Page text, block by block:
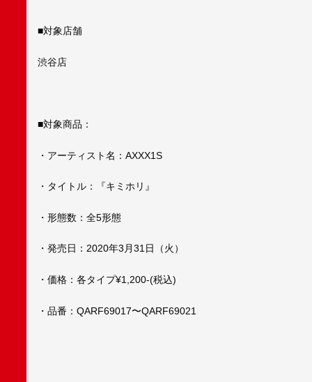
■対象店舗
渋谷店
■対象商品：
・アーティスト名：AXXX1S
・タイトル：『キミホリ』
・形態数：全5形態
・発売日：2020年3月31日（火）
・価格：各タイプ¥1,200-(税込)
・品番：QARF69017〜QARF69021